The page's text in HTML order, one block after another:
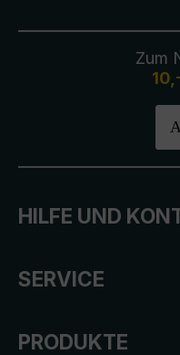
Zum
HILFE UND
SERVICE
PRODUKTE